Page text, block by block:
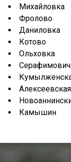
Михайловка
Фролово
Даниловка
Котово
Ольховка
Серафимович
Алексеевская
Камышин